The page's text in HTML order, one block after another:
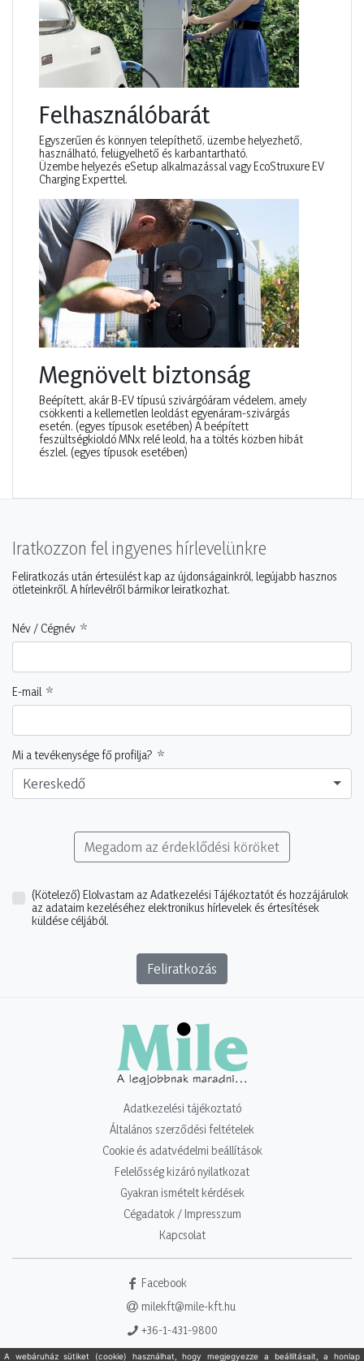
Felhasználóbarát
Egyszerűen és könnyen telepíthető, üzembe helyezhető,
használható, felügyelhető és karbantartható.
Üzembe helyezés eSetup alkalmazással vagy EcoStruxure EV
Charging Experttel.
Megnövelt biztonság
Beépített, akár B-EV típusú szivárgóáram védelem, amely
csökkenti a kellemetlen leoldást egyenáram-szivárgás
esetén. (egyes típusok esetében) A beépített
feszültségkioldó MNx relé leold, ha a töltés közben hibát
észlel. (egyes típusok esetében)
Iratkozzon fel ingyenes hírlevelünkre
Feliratkozás után értesülést kap az újdonságainkról, legújabb hasznos
ötleteinkről. A hírlevélről bármikor leiratkozhat.
Név / Cégnév
E-mail
Mi a tevékenysége fő profilja?
Kereskedő
Megadom az érdeklődési köröket
(Kötelező) Elolvastam az Adatkezelési Tájékoztatót és hozzájárulok
az adataim kezeléséhez elektronikus hírlevelek és értesítések
küldése céljából.
Feliratkozás
Adatkezelési tájékoztató
Általános szerződési feltételek
Cookie és adatvédelmi beállítások
Felelősség kizáró nyilatkozat
Gyakran ismételt kérdések
Cégadatok / Impresszum
Kapcsolat
Facebook
milekft@mile-kft.hu
+36-1-431-9800